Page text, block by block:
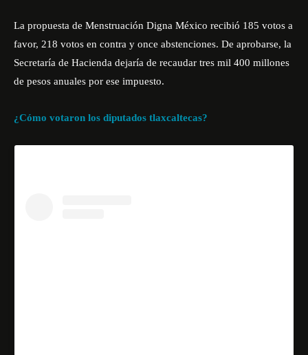
La propuesta de Menstruación Digna México recibió 185 votos a
favor, 218 votos en contra y once abstenciones. De aprobarse, la
Secretaría de Hacienda dejaría de recaudar tres mil 400 millones
de pesos anuales por ese impuesto.
¿Cómo votaron los diputados tlaxcaltecas?